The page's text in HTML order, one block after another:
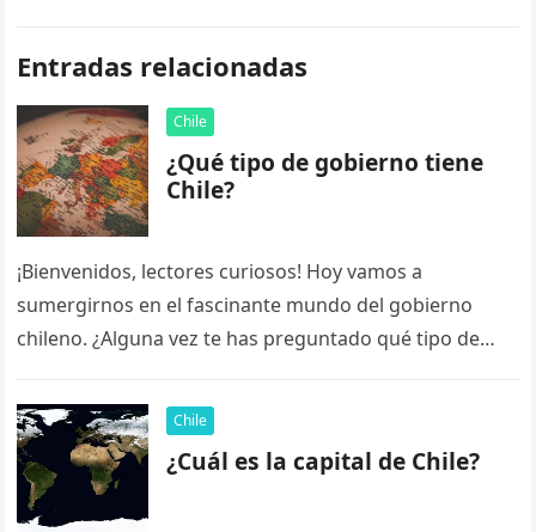
Entradas relacionadas
Chile
¿Qué tipo de gobierno tiene
Chile?
¡Bienvenidos, lectores curiosos! Hoy vamos a
sumergirnos en el fascinante mundo del gobierno
chileno. ¿Alguna vez te has preguntado qué tipo de
Chile
¿Cuál es la capital de Chile?